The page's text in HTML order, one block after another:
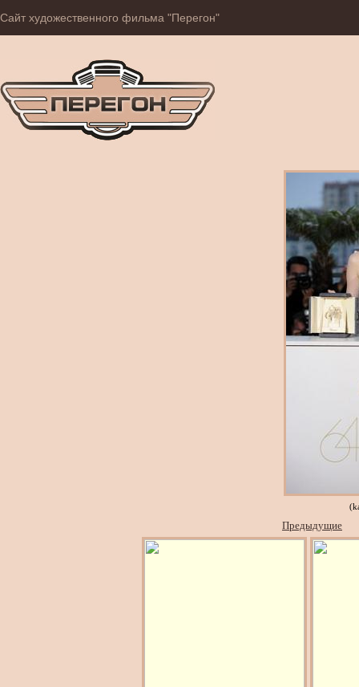
Сайт художественного фильма "Перегон"
Предыдущие